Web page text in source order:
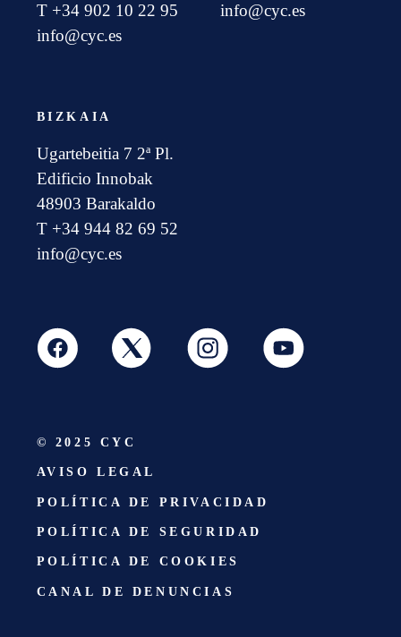
T +34 902 10 22 95
info@cyc.es
info@cyc.es
BIZKAIA
Ugartebeitia 7 2ª Pl.
Edificio Innobak
48903 Barakaldo
T +34 944 82 69 52
info@cyc.es
© 2025 CYC
AVISO LEGAL
POLÍTICA DE PRIVACIDAD
POLÍTICA DE SEGURIDAD
POLÍTICA DE COOKIES
CANAL DE DENUNCIAS